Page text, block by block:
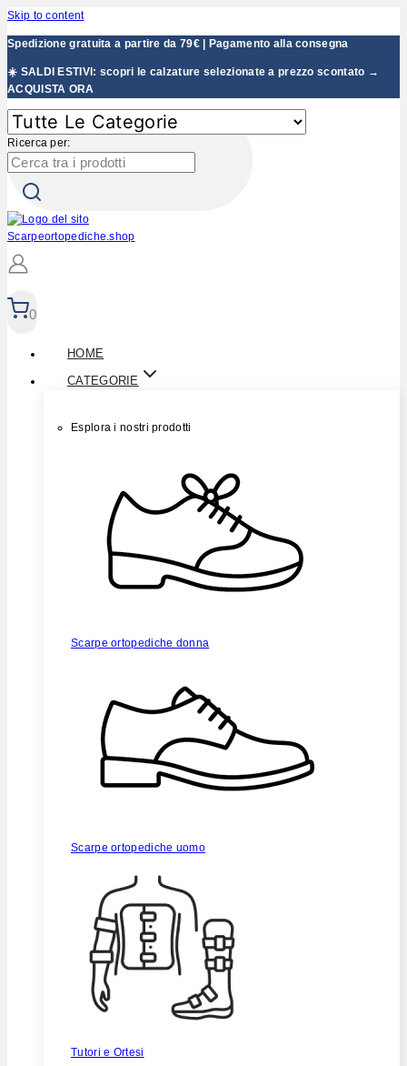
Skip to content
Spedizione gratuita a partire da 79€ | Pagamento alla consegna
☀️ SALDI ESTIVI: scopri le calzature selezionate a prezzo scontato →
ACQUISTA ORA
Ricerca per:
0
HOME
CATEGORIE
Esplora i nostri prodotti
Scarpe ortopediche donna
Scarpe ortopediche uomo
Tutori e Ortesi